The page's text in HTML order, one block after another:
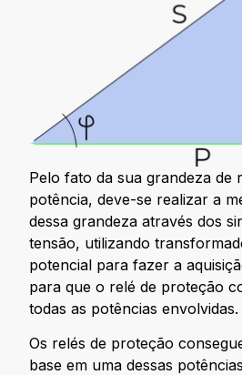
Pelo fato da sua grandeza de
potência, deve-se realizar a
dessa grandeza através dos
tensão, utilizando
potencial para fazer a
para que o relé de proteção
todas as potências envolvidas.
Os relés de proteção
base em uma dessas